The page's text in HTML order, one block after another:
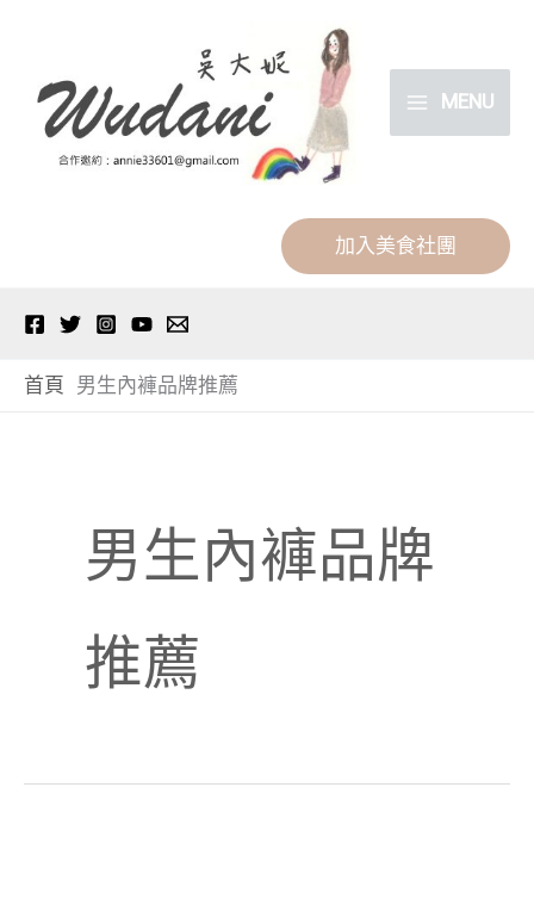
MENU
加入美食社團
首頁 男生內褲品牌推薦
男生內褲品牌
推薦